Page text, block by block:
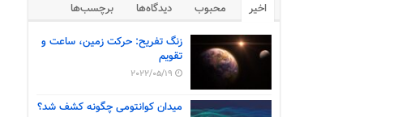
اخیر محبوب دیدگاه‌ها برچسب‌ها
زنگ تفریح: حرکت زمین، ساعت و
تقویم
2022/05/19
میدان کوانتومی چگونه کشف شد؟